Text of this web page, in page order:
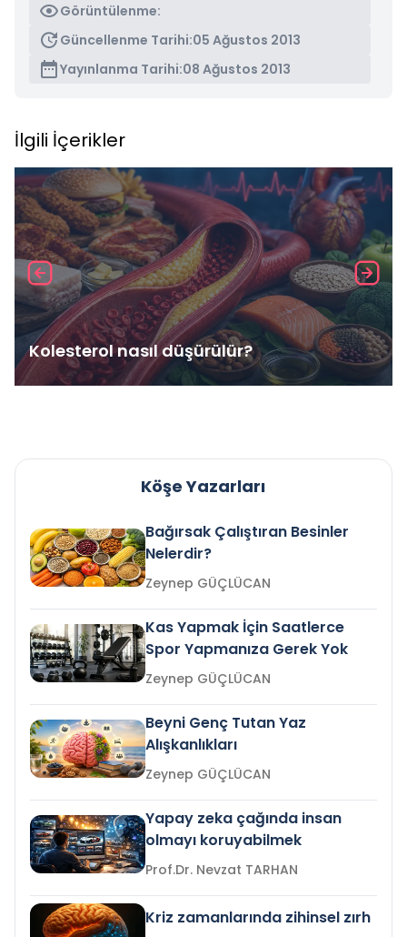
Görüntülenme:
Güncellenme Tarihi:05 Ağustos 2013
Yayınlanma Tarihi:08 Ağustos 2013
İlgili İçerikler
Kolesterol nasıl düşürülür?
Köşe Yazarları
Bağırsak Çalıştıran Besinler
Nelerdir?
Zeynep GÜÇLÜCAN
Kas Yapmak İçin Saatlerce
Spor Yapmanıza Gerek Yok
Zeynep GÜÇLÜCAN
Beyni Genç Tutan Yaz
Alışkanlıkları
Zeynep GÜÇLÜCAN
Yapay zeka çağında insan
olmayı koruyabilmek
Prof.Dr. Nevzat TARHAN
Kriz zamanlarında zihinsel zırh